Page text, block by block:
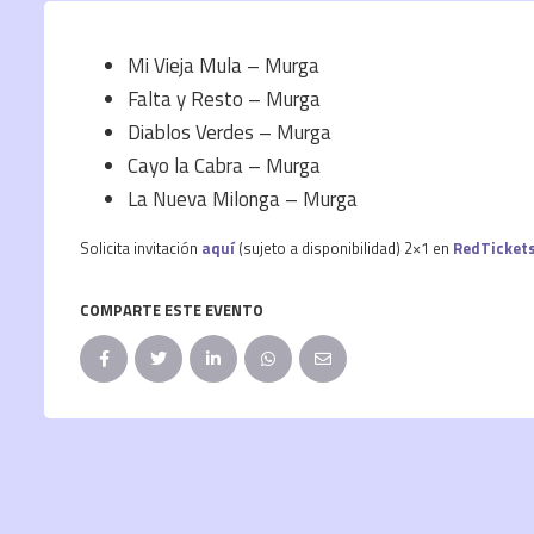
Mi Vieja Mula – Murga
Falta y Resto – Murga
Diablos Verdes – Murga
Cayo la Cabra – Murga
La Nueva Milonga – Murga
Solicita invitación aquí (sujeto a disponibilidad) 2×1 en
COMPARTE ESTE EVENTO